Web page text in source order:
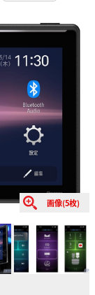
画像(5枚)